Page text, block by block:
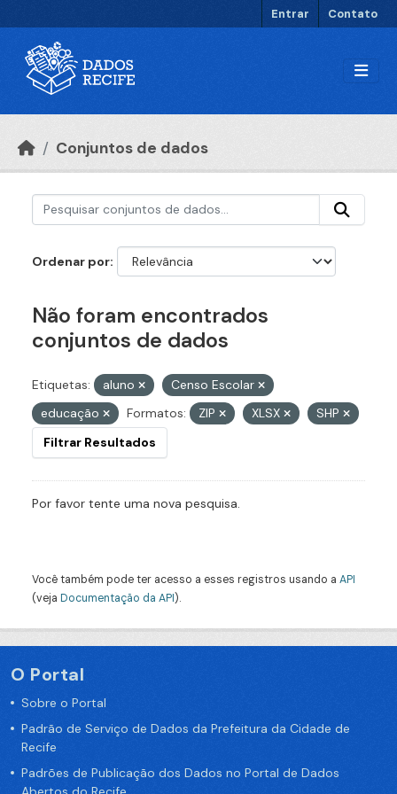
Entrar Contato
Conjuntos de dados
Ordenar por
Não foram encontrados
conjuntos de dados
Etiquetas: aluno
Censo Escolar
educação
Formatos: ZIP XLSX
SHP
Filtrar Resultados
Por favor tente uma nova pesquisa.
Você também pode ter acesso a esses registros usando a API
(veja Documentação da API).
O Portal
Sobre o Portal
Padrão de Serviço de Dados da Prefeitura da Cidade de
Recife
Padrões de Publicação dos Dados no Portal de Dados